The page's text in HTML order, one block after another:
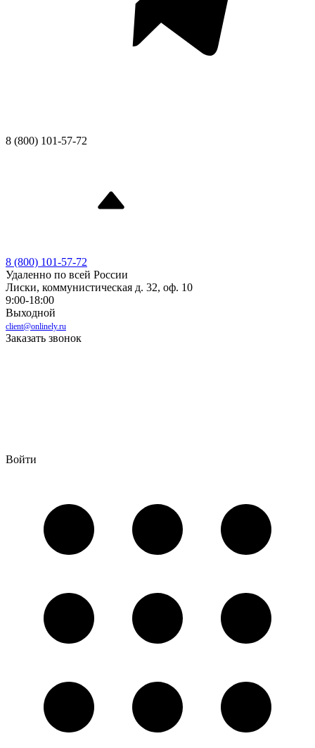
8 (800) 101-57-72
8 (800) 101-57-72
Удаленно по всей России
Лиски, коммунистическая д. 32, оф. 10
9:00-18:00
Выходной
client@onlinely.ru
Заказать звонок
Войти